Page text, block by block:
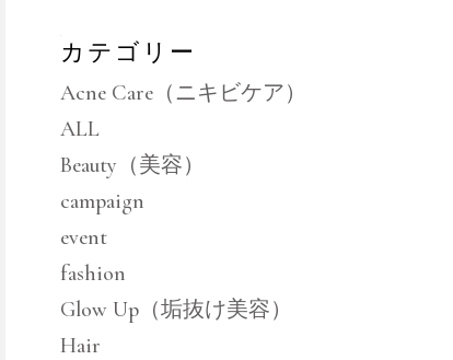
カテゴリー
Acne Care（ニキビケア）
ALL
Beauty（美容）
campaign
event
fashion
Glow Up（垢抜け美容）
Hair